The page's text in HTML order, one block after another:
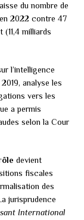
du nombre de
2022 contre 47
milliards
l’intelligence
analyse les
vers les
a permis
selon la Cour
devient
fiscales
des
jurisprudence
International